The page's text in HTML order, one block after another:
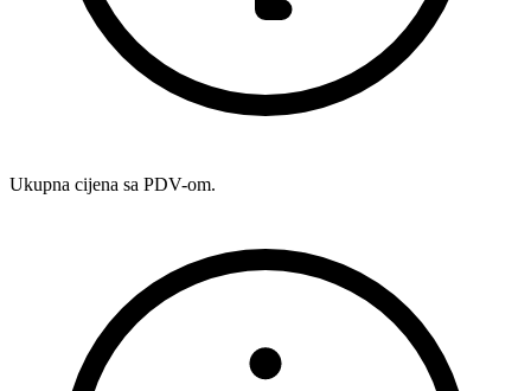
Ukupna cijena sa PDV-om.